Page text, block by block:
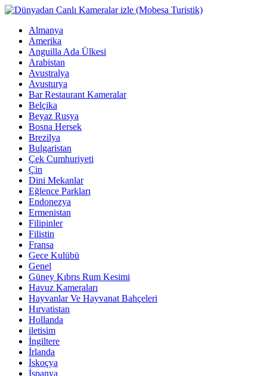
Almanya
Amerika
Anguilla Ada Ülkesi
Arabistan
Avustralya
Avusturya
Bar Restaurant Kameralar
Belçika
Beyaz Rusya
Bosna Hersek
Brezilya
Bulgaristan
Çek Cumhuriyeti
Çin
Dini Mekanlar
Eğlence Parkları
Endonezya
Ermenistan
Filipinler
Filistin
Fransa
Gece Kulübü
Genel
Güney Kıbrıs Rum Kesimi
Havuz Kameraları
Hayvanlar Ve Hayvanat Bahçeleri
Hırvatistan
Hollanda
iletisim
İngiltere
İrlanda
İskoçya
İspanya